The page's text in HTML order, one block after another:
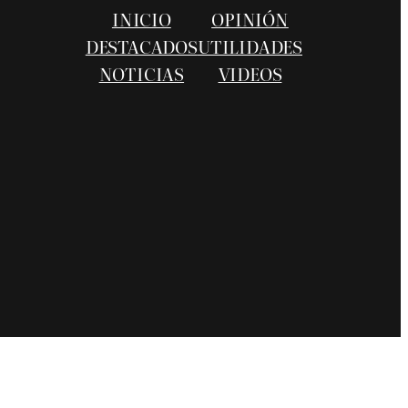
INICIO
DESTACADOS
NOTICIAS
OPINIÓN
UTILIDADES
VIDEOS